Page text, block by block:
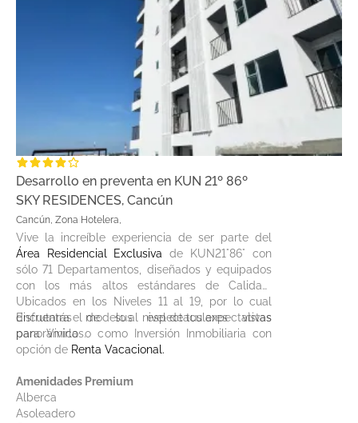
Desarrollo en preventa en KUN 21º 86º
SKY RESIDENCES, Cancún
Cancún, Zona Hotelera,
Vive la increíble experiencia de ser parte del
Área Residencial Exclusiva de KUN21°86° con
sólo 71 Departamentos, diseñados y equipados
con los más altos estándares de Calidad.
Ubicados en los Niveles 11 al 19, por lo cual
disfrutarás de sus espectaculares vistas
panorámicas.
Encuentra el modelo al nivel de tus expectativas
para Vivirlo o como Inversión Inmobiliaria con
opción de Renta Vacacional.
Amenidades Premium
Alberca
Asoleadero